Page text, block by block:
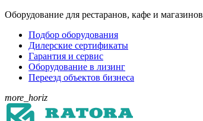
Оборудование для рестаранов, кафе и магазинов
Подбор оборудования
Дилерские сертификаты
Гарантия и сервис
Оборудование в лизинг
Переезд объектов бизнеса
more_horiz